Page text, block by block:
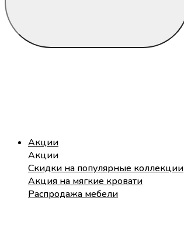
Акции
Акции
Скидки на популярные коллекции
Акция на мягкие кровати
Распродажа мебели